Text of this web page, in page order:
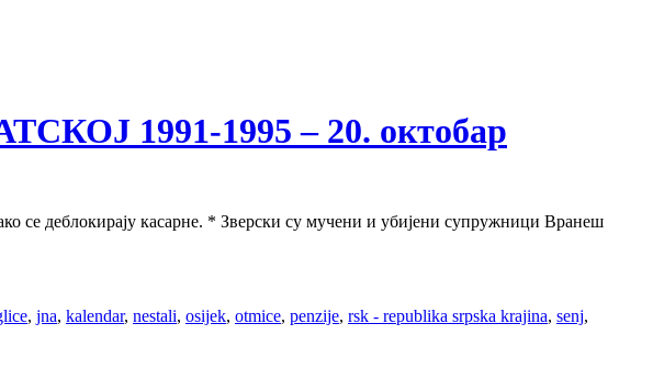
1991-1995 – 20. oктобар
се деблокирају касарне. * Зверски су мучени и убијени супружници Вранеш
, jna, kalendar, nestali, osijek, otmice, penzije, rsk - republika srpska krajina, senj,